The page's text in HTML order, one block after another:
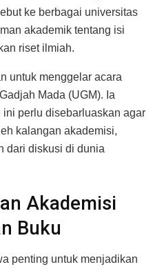
ke berbagai universitas
akademik tentang isi
riset ilmiah.
untuk menggelar acara
Mada (UGM). Ia
perlu disebarluaskan agar
kalangan akademisi,
dari diskusi di dunia
Akademisi
Buku
penting untuk menjadikan